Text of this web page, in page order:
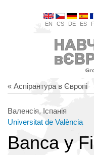
EN CS DE ES
« Аспірантура в Європі
Валенсія, Іспанія
Universitat de València
Banca y